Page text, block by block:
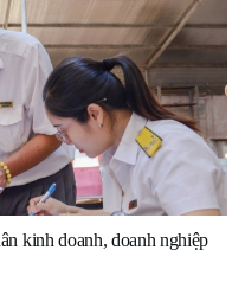
kinh doanh, doanh nghiệp